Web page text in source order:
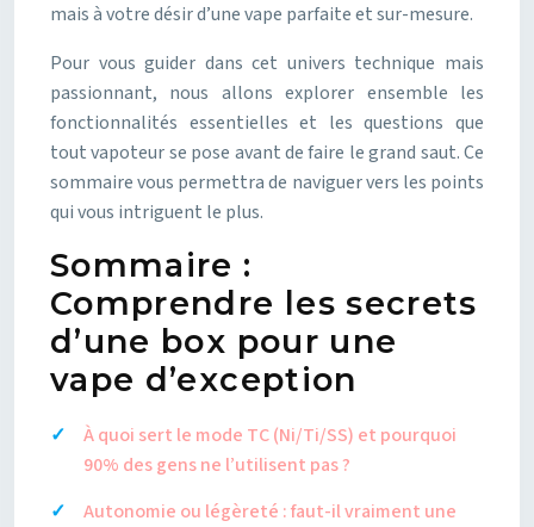
mais à votre désir d’une vape parfaite et sur-mesure.
Pour vous guider dans cet univers technique mais
passionnant, nous allons explorer ensemble les
fonctionnalités essentielles et les questions que
tout vapoteur se pose avant de faire le grand saut. Ce
sommaire vous permettra de naviguer vers les points
qui vous intriguent le plus.
Sommaire :
Comprendre les secrets
d’une box pour une
vape d’exception
À quoi sert le mode TC (Ni/Ti/SS) et pourquoi
90% des gens ne l’utilisent pas ?
Autonomie ou légèreté : faut-il vraiment une